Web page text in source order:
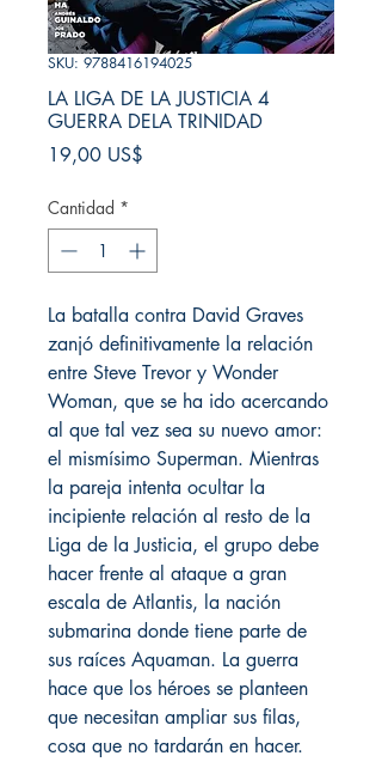
SKU: 9788416194025
LA LIGA DE LA JUSTICIA 4
GUERRA DELA TRINIDAD
19,00 US$
Cantidad *
La batalla contra David Graves
zanjó definitivamente la relación
entre Steve Trevor y Wonder
Woman, que se ha ido acercando
al que tal vez sea su nuevo amor:
el mismísimo Superman. Mientras
la pareja intenta ocultar la
incipiente relación al resto de la
Liga de la Justicia, el grupo debe
hacer frente al ataque a gran
escala de Atlantis, la nación
submarina donde tiene parte de
sus raíces Aquaman. La guerra
hace que los héroes se planteen
que necesitan ampliar sus filas,
cosa que no tardarán en hacer.